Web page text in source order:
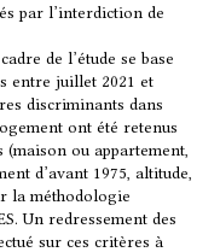
par l’interdiction de
de l’étude se base
entre juillet 2021 et
discriminants dans
ont été retenus
ou appartement,
d’avant 1975, altitude,
la méthodologie
Un redressement des
sur ces critères à